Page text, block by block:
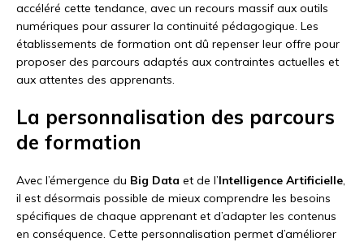
accéléré cette tendance, avec un recours massif aux outils
numériques pour assurer la continuité pédagogique. Les
établissements de formation ont dû repenser leur offre pour
proposer des parcours adaptés aux contraintes actuelles et
aux attentes des apprenants.
La personnalisation des parcours
de formation
Avec l’émergence du Big Data et de l’Intelligence Artificielle,
il est désormais possible de mieux comprendre les besoins
spécifiques de chaque apprenant et d’adapter les contenus
en conséquence. Cette personnalisation permet d’améliorer